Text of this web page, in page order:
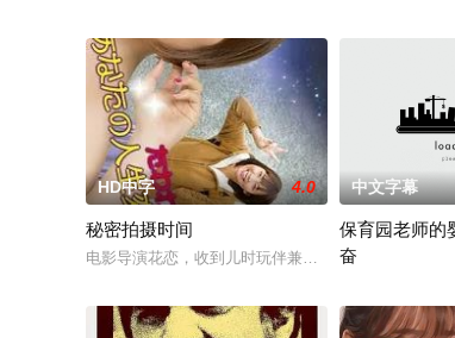
HD中字 4.0
秘密拍摄时间
电影导演花恋，收到儿时玩伴兼名导须藤的墨西哥拍
中文字幕
保育园老师的
奋